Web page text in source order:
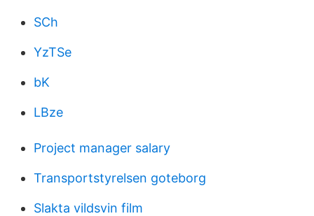
SCh
YzTSe
bK
LBze
Project manager salary
Transportstyrelsen goteborg
Slakta vildsvin film